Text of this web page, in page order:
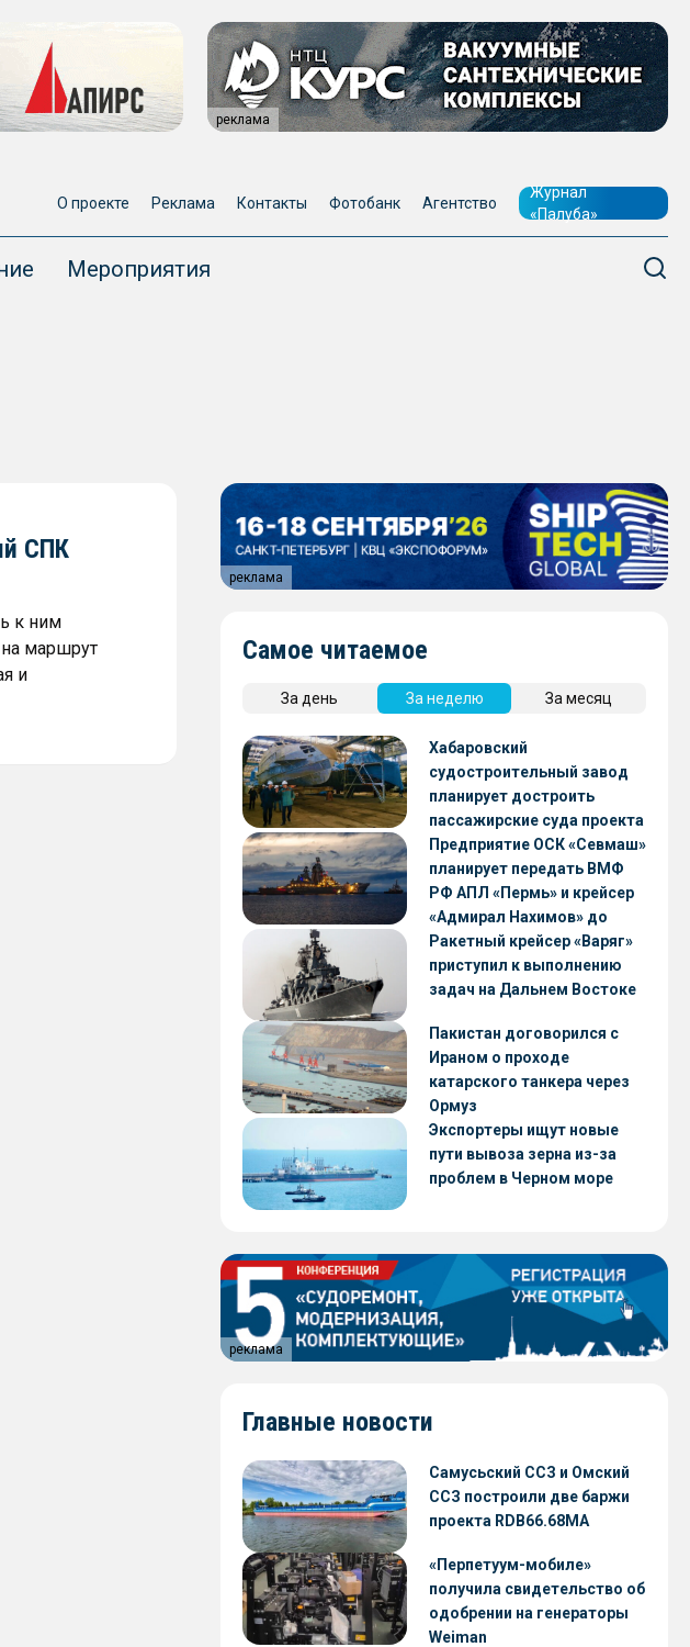
реклама
О проекте Реклама Контакты Фотобанк Агентство
Журнал
«Палуба»
Мероприятия
СПК
к ним
маршрут
и
реклама
Самое читаемое
За день За неделю За месяц
Хабаровский
судостроительный завод
планирует достроить
пассажирские суда проекта
А45-2
Предприятие ОСК «Севмаш»
планирует передать ВМФ
РФ АПЛ «Пермь» и крейсер
«Адмирал Нахимов» до
конца 2026 года
Ракетный крейсер «Варяг»
приступил к выполнению
задач на Дальнем Востоке
Пакистан договорился с
Ираном о проходе
катарского танкера через
Ормуз
Экспортеры ищут новые
пути вывоза зерна из-за
проблем в Черном море
реклама
Главные новости
Самусьский ССЗ и Омский
ССЗ построили две баржи
проекта RDB66.68МА
«Перпетуум-мобиле»
получила свидетельство об
одобрении на генераторы
Weiman